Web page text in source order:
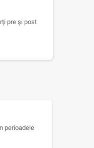
pre și post
perioadele